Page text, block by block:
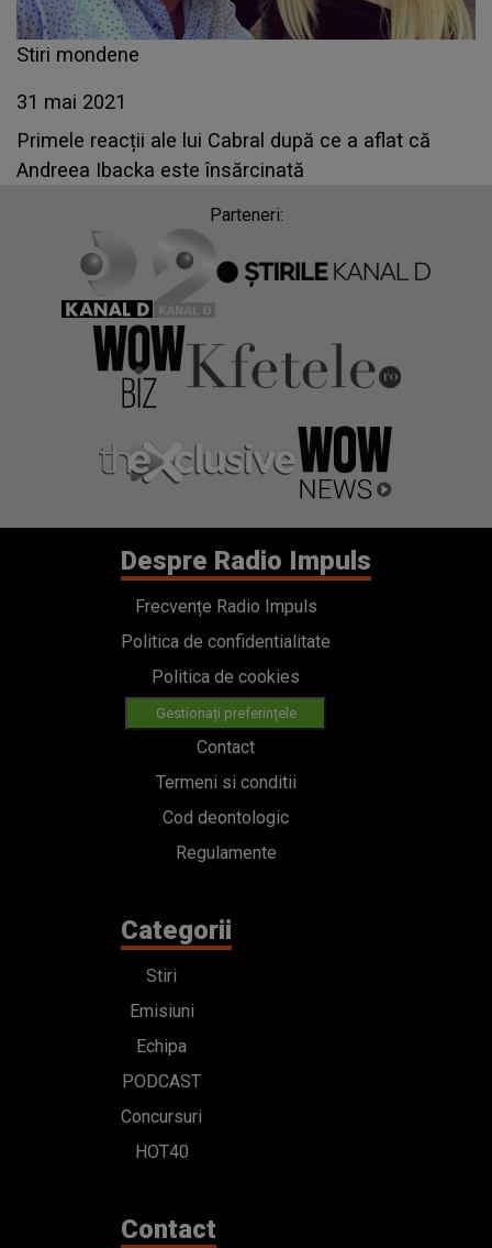
Stiri mondene
31 mai 2021
Primele reacții ale lui Cabral după ce a aflat că
Andreea Ibacka este însărcinată
Parteneri:
Despre Radio Impuls
Frecvențe Radio Impuls
Politica de confidentialitate
Politica de cookies
Gestionați preferințele
Contact
Termeni si conditii
Cod deontologic
Regulamente
Categorii
Stiri
Emisiuni
Echipa
PODCAST
Concursuri
HOT40
Contact